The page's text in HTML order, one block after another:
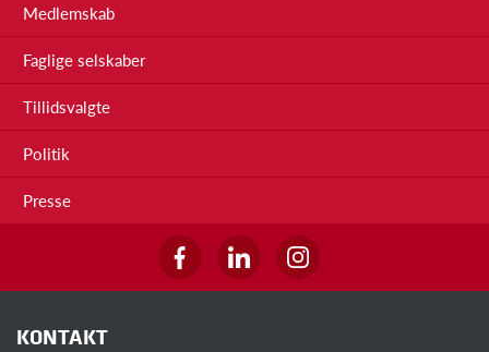
Medlemskab
Faglige selskaber
Tillidsvalgte
Politik
Presse
KONTAKT